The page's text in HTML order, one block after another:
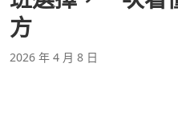
方
2026 年 4 月 8 日